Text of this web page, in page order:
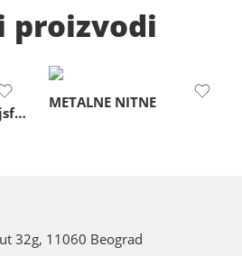
proizvodi
Najlonski (spiralni) rajsferšlusi
METALNE NITNE
32g, 11060 Beograd